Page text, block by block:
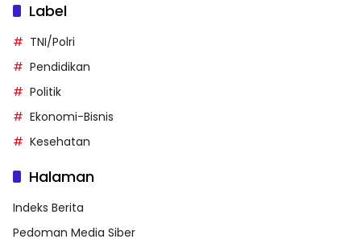
Label
TNI/Polri
Pendidikan
Politik
Ekonomi-Bisnis
Kesehatan
Halaman
Indeks Berita
Pedoman Media Siber